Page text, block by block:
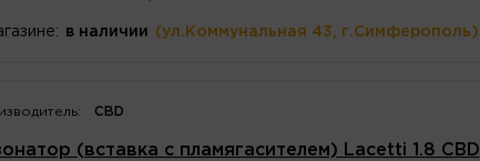
в наличии (ул.Коммунальная 43, г.Симферополь)
CBD
(вставка с пламягасителем) Lacetti 1.8 CBD